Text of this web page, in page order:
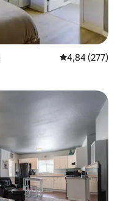
Średnia
4,84 (277)